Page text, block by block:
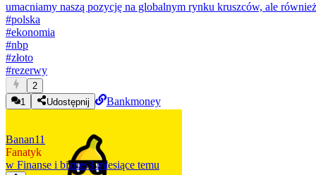
umacniamy naszą pozycję na globalnym rynku kruszców, ale
#polska
#ekonomia
#nbp
#złoto
#rezerwy
2
1
Udostępnij Bankmoney
Banan11
Fanatyk
w Finanse i biznes3 miesiące temu